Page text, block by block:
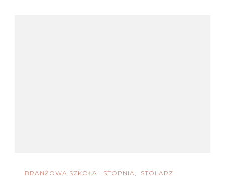
BRANŻOWA SZKOŁA I STOPNIA STOLARZ